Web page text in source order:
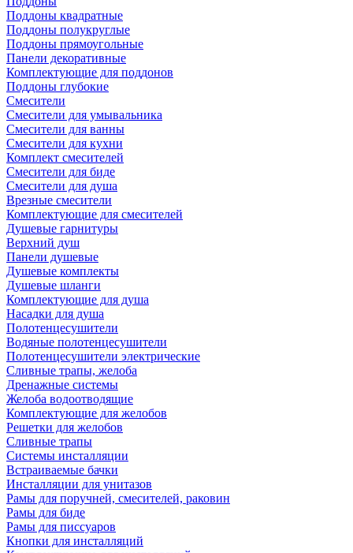
Поддоны квадратные
Поддоны полукруглые
Поддоны прямоугольные
Панели декоративные
Комплектующие для поддонов
Поддоны глубокие
Смесители
Смесители для умывальника
Смесители для ванны
Смесители для кухни
Комплект смесителей
Смесители для биде
Смесители для душа
Врезные смесители
Комплектующие для смесителей
Душевые гарнитуры
Верхний душ
Панели душевые
Душевые комплекты
Душевые шланги
Комплектующие для душа
Насадки для душа
Полотенцесушители
Водяные полотенцесушители
Полотенцесушители электрические
Сливные трапы, желоба
Дренажные системы
Желоба водоотводящие
Комплектующие для желобов
Решетки для желобов
Сливные трапы
Системы инсталляции
Встраиваемые бачки
Инсталляции для унитазов
Рамы для поручней, смесителей, раковин
Рамы для биде
Рамы для писсуаров
Кнопки для инсталляций